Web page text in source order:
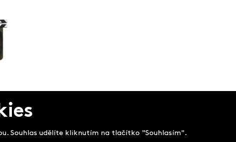
Souhlas udělíte kliknutím na tlačítko "Souhlasím".